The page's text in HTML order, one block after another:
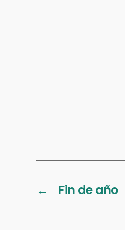
← Fin de año